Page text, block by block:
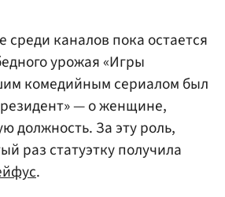
каналов пока остается
урожая «Игры
комедийным сериалом был
— о женщине,
должность. За эту роль,
раз статуэтку получила
.